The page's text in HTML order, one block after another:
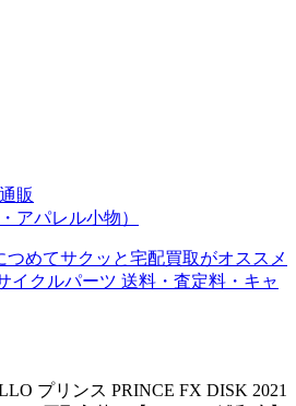
販
アパレル小物）
プリンス PRINCE FX DISK 2021